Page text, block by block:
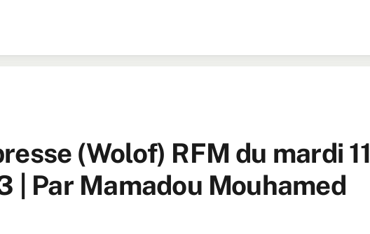
(Wolof) RFM du mardi 11
| Par Mamadou Mouhamed